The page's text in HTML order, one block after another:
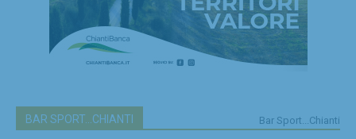
BAR SPORT...CHIANTI Bar Sport...Chianti